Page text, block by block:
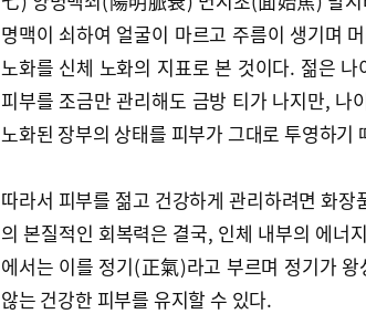
명맥이 쇠하여 얼굴이 마르고 주름이 생기며
노화를 신체 노화의 지표로 본 것이다. 젊은
피부를 조금만 관리해도 금방 티가 나지만, 나
노화된 장부의 상태를 피부가 그대로 투영하기
따라서 피부를 젊고 건강하게 관리하려면 화
의 본질적인 회복력은 결국, 인체 내부의 에너
에서는 이를 정기(正氣)라고 부르며 정기가
않는 건강한 피부를 유지할 수 있다.